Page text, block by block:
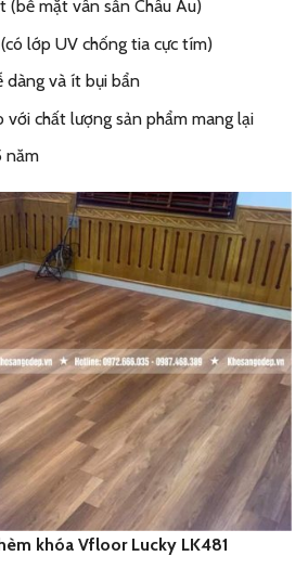
(bề mặt vân sần Châu Âu)
lớp UV chống tia cực tím)
dàng và ít bụi bẩn
với chất lượng sản phẩm mang lại
năm
khóa Vfloor Lucky LK481